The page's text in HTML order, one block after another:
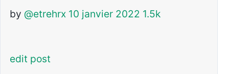
by @etrehrx 10 janvier 2022 1.5k
edit post